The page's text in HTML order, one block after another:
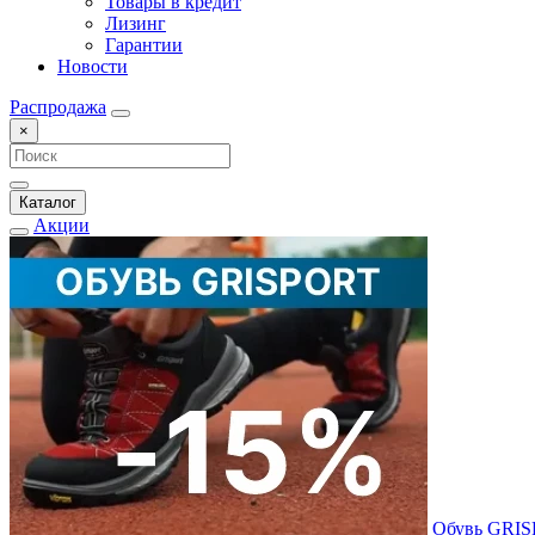
Лизинг
Гарантии
Новости
Распродажа
×
Каталог
Акции
Обувь